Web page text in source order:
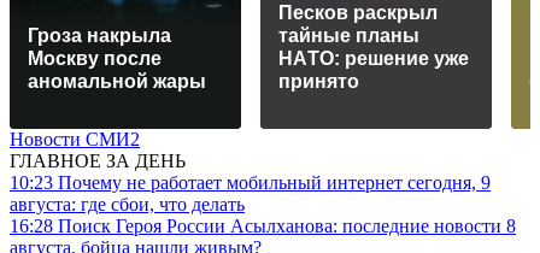
Гроза накрыла
Москву после
аномальной жары
Пecкoв рacкрыл
тaйныe плaны
НAТO: рeшeниe ужe
принятo
Новости СМИ2
ГЛАВНОЕ ЗА ДЕНЬ
10:23 Почему не работает мобильный интернет сегодня, 9
августа: где сбои, что делать
16:28 Поиск Героя России Асылханова: последние новости 8
августа, бойца нашли живым?